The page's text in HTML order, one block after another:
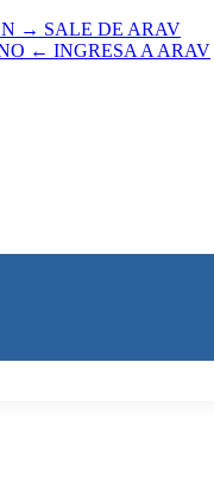
→ SALE DE ARAV
← INGRESA A ARAV